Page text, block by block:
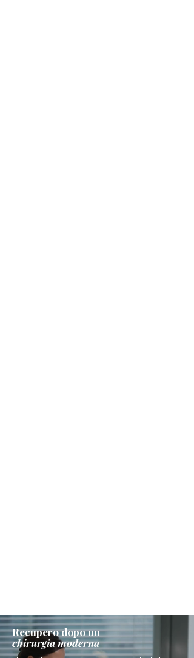
Recupero dopo un
chirurgia moderna